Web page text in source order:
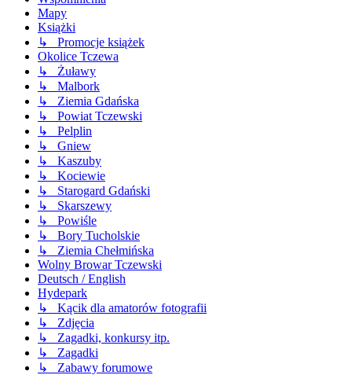
Mapy
Książki
↳ Promocje książek
Okolice Tczewa
↳ Żuławy
↳ Malbork
↳ Ziemia Gdańska
↳ Powiat Tczewski
↳ Pelplin
↳ Gniew
↳ Kaszuby
↳ Kociewie
↳ Starogard Gdański
↳ Skarszewy
↳ Powiśle
↳ Bory Tucholskie
↳ Ziemia Chełmińska
Wolny Browar Tczewski
Deutsch / English
Hydepark
↳ Kącik dla amatorów fotografii
↳ Zdjęcia
↳ Zagadki, konkursy itp.
↳ Zagadki
↳ Zabawy forumowe